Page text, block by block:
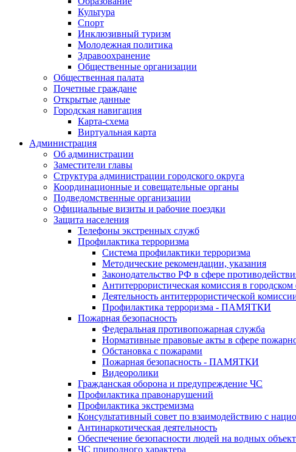
Культура
Спорт
Инклюзивный туризм
Молодежная политика
Здравоохранение
Общественные организации
Общественная палата
Почетные граждане
Открытые данные
Городская навигация
Карта-схема
Виртуальная карта
Администрация
Об администрации
Заместители главы
Структура администрации городского округа
Координационные и совещательные органы
Подведомственные организации
Официальные визиты и рабочие поездки
Защита населения
Телефоны экстренных служб
Профилактика терроризма
Система профилактики терроризма
Методические рекомендации, указания
Законодательство РФ в сфере
Антитеррористическая комиссия в
Деятельность антитеррористической
Профилактика терроризма - ПАМЯТКИ
Пожарная безопасность
Федеральная противопожарная служба
Нормативные правовые акты в сфере
Обстановка с пожарами
Пожарная безопасность - ПАМЯТКИ
Видеоролики
Гражданская оборона и предупреждение ЧС
Профилактика правонарушений
Профилактика экстремизма
Консультативный совет по взаимодействию с
Антинаркотическая деятельность
Обеспечение безопасности людей на водных
ЧС природного характера